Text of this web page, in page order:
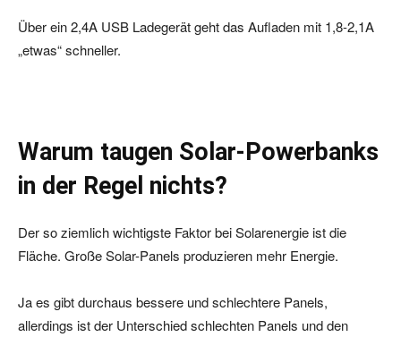
Über ein 2,4A USB Ladegerät geht das Aufladen mit 1,8-2,1A
„etwas“ schneller.
Warum taugen Solar-Powerbanks
in der Regel nichts?
Der so ziemlich wichtigste Faktor bei Solarenergie ist die
Fläche. Große Solar-Panels produzieren mehr Energie.
Ja es gibt durchaus bessere und schlechtere Panels,
allerdings ist der Unterschied schlechten Panels und den